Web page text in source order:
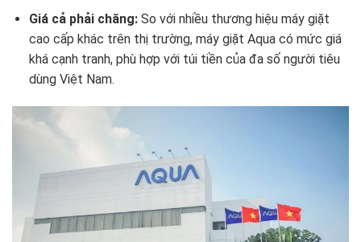
Giá cả phải chăng:So với nhiều thương hiệu máy giặt
cao cấp khác trên thị trường, máy giặt Aqua có mức giá
khá cạnh tranh, phù hợp với túi tiền của đa số người tiêu
dùng Việt Nam.